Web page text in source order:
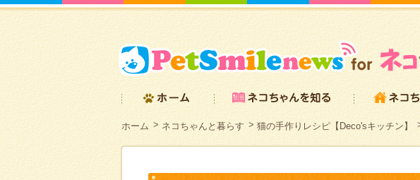
ホーム ネコちゃんと暮らす 猫の手作りレシピ【Deco'sキッチン】